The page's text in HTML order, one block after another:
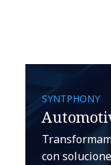
SYNTPHONY
con